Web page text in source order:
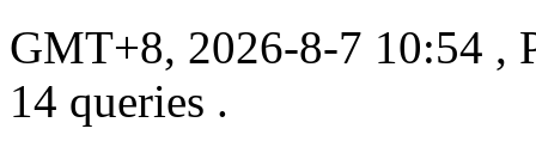
GMT+8, 2026-8-7 10:54 ,
14 queries .